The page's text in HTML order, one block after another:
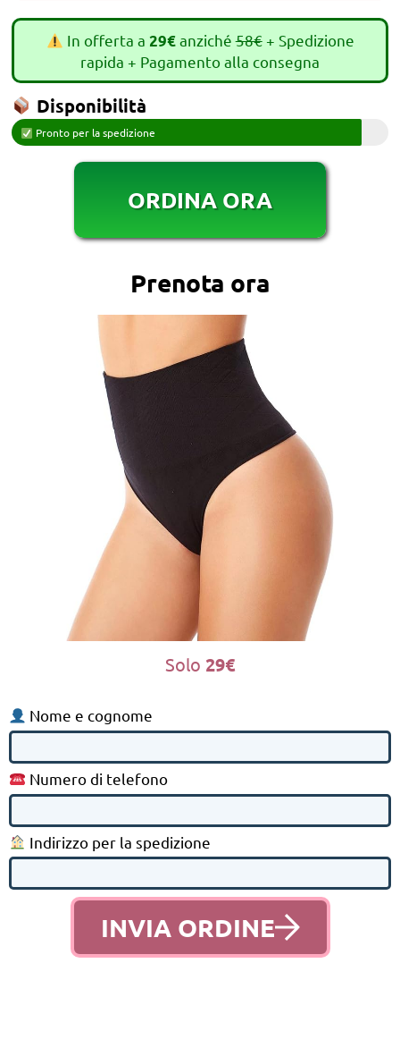
In offerta a 29€anziché58€+ Spedizione
rapida + Pagamento alla consegna
Disponibilità
Pronto per la spedizione
ORDINA ORA
Prenota ora
Solo 29€
Nome e cognome
Numero di telefono
Indirizzo per la spedizione
INVIA ORDINE